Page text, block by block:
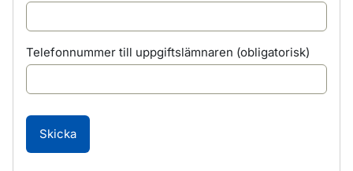
Telefonnummer till uppgiftslämnaren (obligatorisk)
Skicka